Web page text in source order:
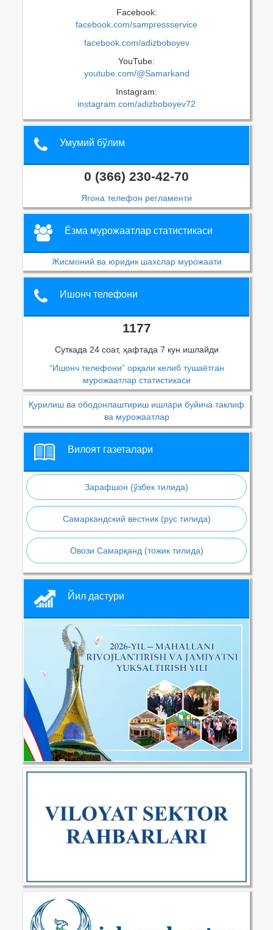
Facebook:
facebook.com/sampressservice
facebook.com/adizboboyev
YouTube:
youtube.com/@Samarkand
Instagram:
instagram.com/adizboboyev72
Умумий бўлим
0 (366) 230-42-70
Ягона телефон регламенти
Ёзма мурожаатлар статистикаси
Жисмоний ва юридик шахслар мурожаати
Ишонч телефони
1177
Суткада 24 соат, ҳафтада 7 кун ишлайди
“Ишонч телефони” орқали келиб тушаётган
мурожаатлар статистикаси
Қурилиш ва ободонлаштириш ишлари буйича таклиф
ва мурожаатлар
Вилоят газеталари
Зарафшон (ўзбек тилида)
Самаркандский вестник (рус тилида)
Овози Самарқанд (тожик тилида)
Йил дастури